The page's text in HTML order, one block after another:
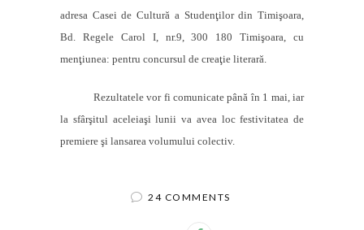
adresa Caseide Cultură a Studenţilor din Timişoara,
Bd. RegeleCarolI, nr.9, 300 180 Timişoara, cu
menţiunea: pentru concursul de creaţie literară.
Rezultatele vor fi comunicate până în 1 mai, iar
la sfârşitul aceleiaşi lunii va avea loc festivitatea de
premiere şi lansarea volumului colectiv.
24 COMMENTS